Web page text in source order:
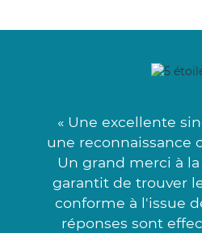
« Une excellente
une reconnaissance
Un grand merci à
garantit de trouver
conforme à l'issue
réponses sont